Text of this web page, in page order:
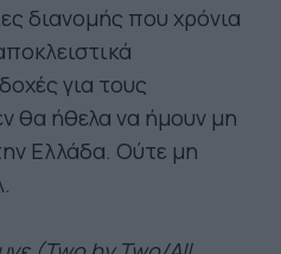
διανομής που χρόνια
για τους
θα ήθελα να ήμουν μη
Ελλάδα. Ούτε μη